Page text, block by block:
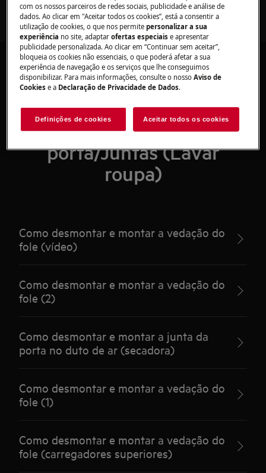
Artigos recomendados
para Vedantes de
porta/Juntas (Lavar
roupa)
Como desmontar e montar a vedação do
fole (vídeo)
Como desmontar e montar a vedação do
fole (2)
Como desmontar e montar a junta da
porta no duto de ar (secadora)
Como desmontar e montar a vedação do
fole (1)
Como desmontar e montar a vedação do
fole (carregadores superiores)
com os nossos parceiros de redes sociais, publicidade e análise de
dados. Ao clicar em "Aceitar todos os cookies”, está a consentir a
utilização de cookies, o que nos permitepersonalizar a sua
experiência no site, adaptarofertas especiaise apresentar
publicidade personalizada. Ao clicar em “Continuar sem aceitar”,
bloqueia os cookies não essenciais, o que poderá afetar a sua
experiência de navegação e os serviços que lhe conseguimos
disponibilizar. Para mais informações, consulte o nossoAviso de
Cookies e a Declaração de Privacidade de Dados.
Definições de cookies Aceitar todos os cookies